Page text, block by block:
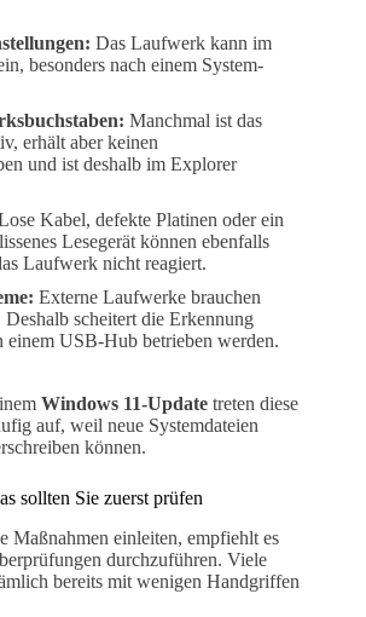
Das Laufwerk kann im
besonders nach einem System-
Manchmal ist das
erhält aber keinen
und ist deshalb im Explorer
Kabel, defekte Platinen oder ein
Lesegerät können ebenfalls
Laufwerk nicht reagiert.
Externe Laufwerke brauchen
Deshalb scheitert die Erkennung
einem USB-Hub betrieben werden.
Windows 11-Update treten diese
auf, weil neue Systemdateien
können.
sollten Sie zuerst prüfen
Maßnahmen einleiten, empfiehlt es
durchzuführen. Viele
bereits mit wenigen Handgriffen